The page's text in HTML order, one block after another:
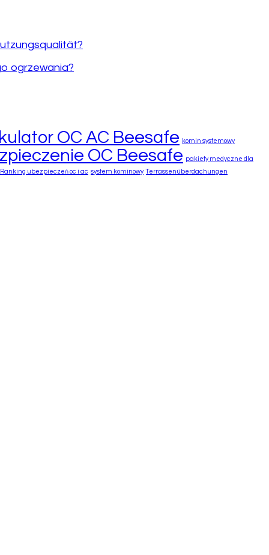
ogrzewania?
OC AC Beesafe komin systemowy
OC Beesafe pakiety medyczne dla
Ranking ubezpieczeń oc i ac system kominowy Terrassenüberdachungen